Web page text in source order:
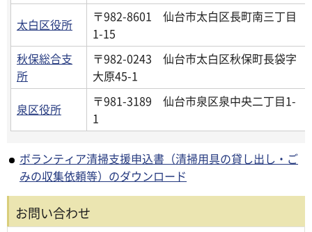
太白区役所
〒982-8601 仙台市太白区長町南三丁目
1-15
秋保総合支
所
〒982-0243 仙台市太白区秋保町長袋字
大原45-1
泉区役所
〒981-3189 仙台市泉区泉中央二丁目1-
1
ボランティア清掃支援申込書（清掃用具の貸し出し・ご
みの収集依頼等）のダウンロード
お問い合わせ